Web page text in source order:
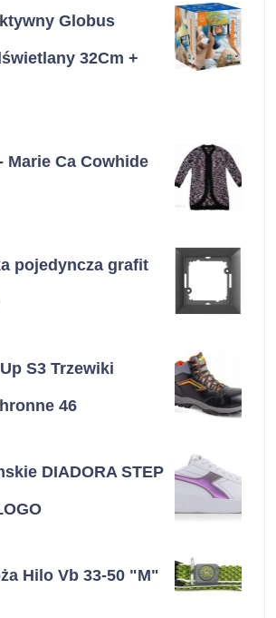
Globus
32Cm +
Marie Ca Cowhide
pojedyncza grafit
S3 Trzewiki
46
DIADORA STEP
Hilo Vb 33-50 "M"